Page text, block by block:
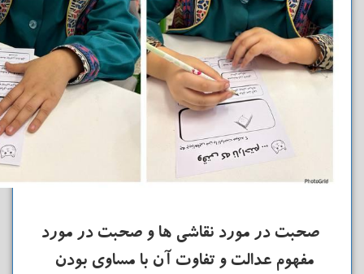
صحبت در مورد نقاشی ها و صحبت در مورد
مفهوم عدالت و تفاوت آن با مساوی بودن